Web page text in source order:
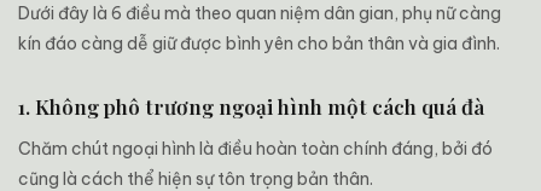
Dưới đây là 6 điều mà theo quan niệm dân gian, phụ nữ càng
kín đáo càng dễ giữ được bình yên cho bản thân và gia đình.
1. Không phô trương ngoại hình một cách quá đà
Chăm chút ngoại hình là điều hoàn toàn chính đáng, bởi đó
cũng là cách thể hiện sự tôn trọng bản thân.